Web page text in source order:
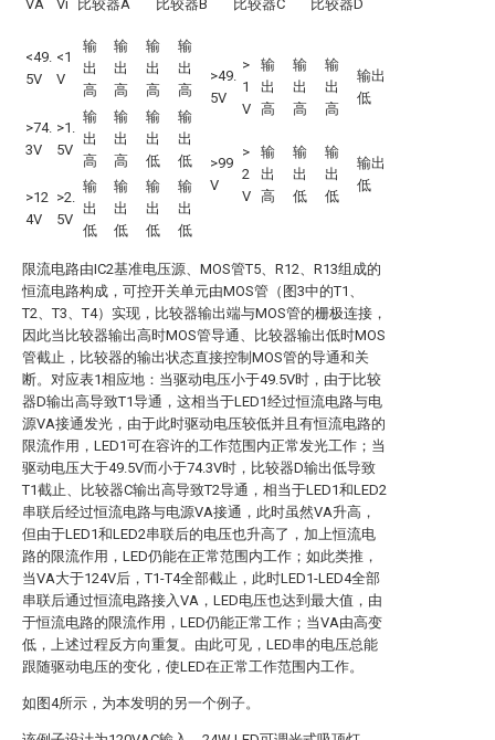
VA Vi 比较器A 比较器B 比较器C 比较器D
<49.
5V
<1
V
输
出
高
输
出
高
输
出
高
输
出
高
>49.
5V
>
1
V
输
出
高
输
出
高
输
出
高
输出
低
>74.
3V
>1.
5V
输
出
高
输
出
高
输
出
低
输
出
低
>99
V
>
2
V
输
出
高
输
出
低
输
出
低
输出
低
>12
4V
>2.
5V
输
出
低
输
出
低
输
出
低
输
出
低
限流电路由IC2基准电压源、MOS管T5、R12、R13组成的
恒流电路构成，可控开关单元由MOS管（图3中的T1、
T2、T3、T4）实现，比较器输出端与MOS管的栅极连接，
因此当比较器输出高时MOS管导通、比较器输出低时MOS
管截止，比较器的输出状态直接控制MOS管的导通和关
断。对应表1相应地：当驱动电压小于49.5V时，由于比较
器D输出高导致T1导通，这相当于LED1经过恒流电路与电
源VA接通发光，由于此时驱动电压较低并且有恒流电路的
限流作用，LED1可在容许的工作范围内正常发光工作；当
驱动电压大于49.5V而小于74.3V时，比较器D输出低导致
T1截止、比较器C输出高导致T2导通，相当于LED1和LED2
串联后经过恒流电路与电源VA接通，此时虽然VA升高，
但由于LED1和LED2串联后的电压也升高了，加上恒流电
路的限流作用，LED仍能在正常范围内工作；如此类推，
当VA大于124V后，T1-T4全部截止，此时LED1-LED4全部
串联后通过恒流电路接入VA，LED电压也达到最大值，由
于恒流电路的限流作用，LED仍能正常工作；当VA由高变
低，上述过程反方向重复。由此可见，LED串的电压总能
跟随驱动电压的变化，使LED在正常工作范围内工作。
如图4所示，为本发明的另一个例子。